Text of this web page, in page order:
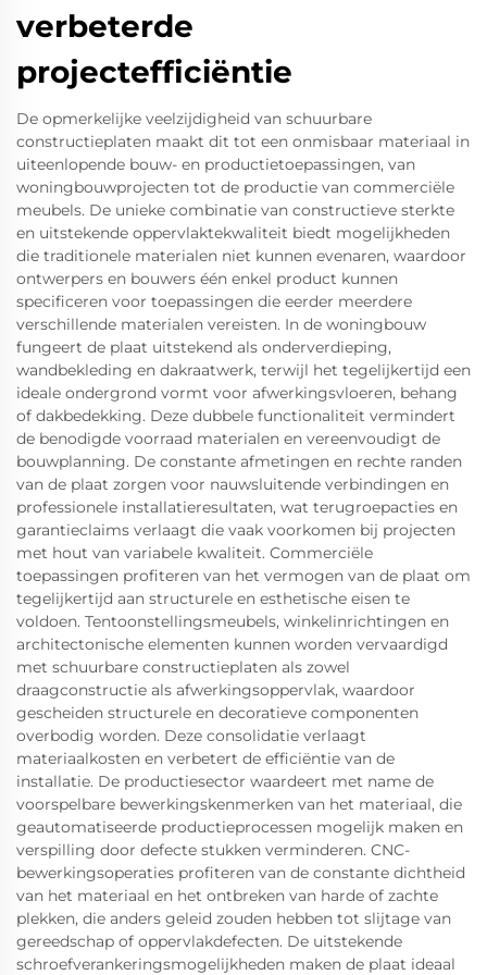
verbeterde
projectefficiëntie
De opmerkelijke veelzijdigheid van schuurbare
constructieplaten maakt dit tot een onmisbaar materiaal in
uiteenlopende bouw- en productietoepassingen, van
woningbouwprojecten tot de productie van commerciële
meubels. De unieke combinatie van constructieve sterkte
en uitstekende oppervlaktekwaliteit biedt mogelijkheden
die traditionele materialen niet kunnen evenaren, waardoor
ontwerpers en bouwers één enkel product kunnen
specificeren voor toepassingen die eerder meerdere
verschillende materialen vereisten. In de woningbouw
fungeert de plaat uitstekend als onderverdieping,
wandbekleding en dakraatwerk, terwijl het tegelijkertijd een
ideale ondergrond vormt voor afwerkingsvloeren, behang
of dakbedekking. Deze dubbele functionaliteit vermindert
de benodigde voorraad materialen en vereenvoudigt de
bouwplanning. De constante afmetingen en rechte randen
van de plaat zorgen voor nauwsluitende verbindingen en
professionele installatieresultaten, wat terugroepacties en
garantieclaims verlaagt die vaak voorkomen bij projecten
met hout van variabele kwaliteit. Commerciële
toepassingen profiteren van het vermogen van de plaat om
tegelijkertijd aan structurele en esthetische eisen te
voldoen. Tentoonstellingsmeubels, winkelinrichtingen en
architectonische elementen kunnen worden vervaardigd
met schuurbare constructieplaten als zowel
draagconstructie als afwerkingsoppervlak, waardoor
gescheiden structurele en decoratieve componenten
overbodig worden. Deze consolidatie verlaagt
materiaalkosten en verbetert de efficiëntie van de
installatie. De productiesector waardeert met name de
voorspelbare bewerkingskenmerken van het materiaal, die
geautomatiseerde productieprocessen mogelijk maken en
verspilling door defecte stukken verminderen. CNC-
bewerkingsoperaties profiteren van de constante dichtheid
van het materiaal en het ontbreken van harde of zachte
plekken, die anders geleid zouden hebben tot slijtage van
gereedschap of oppervlakdefecten. De uitstekende
schroefverankeringsmogelijkheden maken de plaat ideaal